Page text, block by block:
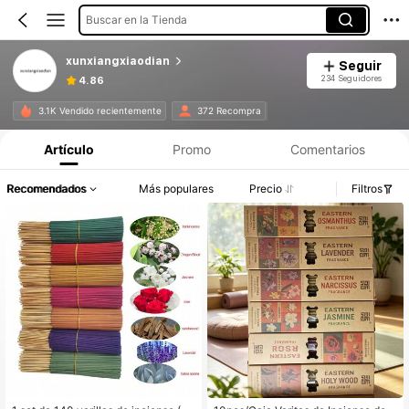
Buscar en la Tienda
xunxiangxiaodian
4.86
Seguir
234 Seguidores
3.1K Vendido recientemente 372 Recompra
Artículo Promo Comentarios
Recomendados Más populares Precio Filtros